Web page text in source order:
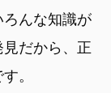
んな知識が
だから、正
。